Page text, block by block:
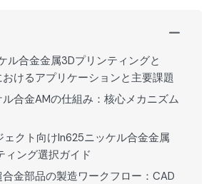
ル合金金属3Dプリンティングと
おけるアプリケーションと主要課題
合金AMの仕組み：核心メカニズム
ェクト向けIn625ニッケル合金金属
ィング選択ガイド
金部品の製造ワークフロー：CAD